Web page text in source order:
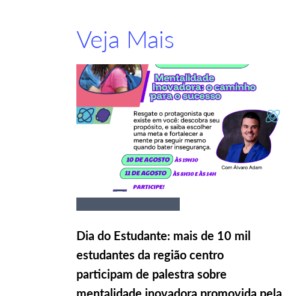
Veja Mais
Dia do Estudante: mais de 10 mil
estudantes da região centro
participam de palestra sobre
mentalidade inovadora promovida pela